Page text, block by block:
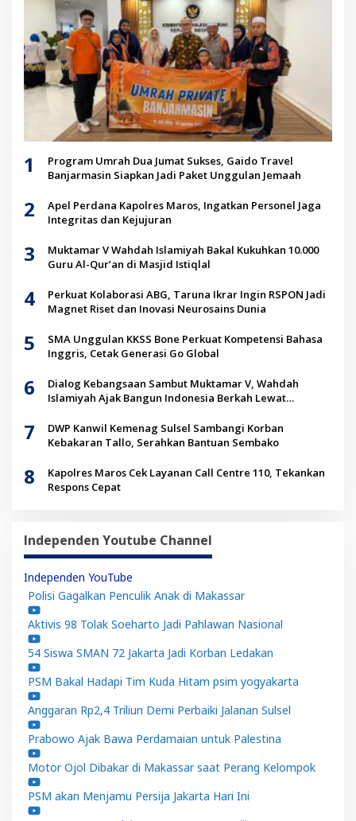
1
Program Umrah Dua Jumat Sukses, Gaido Travel
Banjarmasin Siapkan Jadi Paket Unggulan Jemaah
2
Apel Perdana Kapolres Maros, Ingatkan Personel Jaga
Integritas dan Kejujuran
3
Muktamar V Wahdah Islamiyah Bakal Kukuhkan 10.000
Guru Al-Qur’an di Masjid Istiqlal
4
Perkuat Kolaborasi ABG, Taruna Ikrar Ingin RSPON Jadi
Magnet Riset dan Inovasi Neurosains Dunia
5
SMA Unggulan KKSS Bone Perkuat Kompetensi Bahasa
Inggris, Cetak Generasi Go Global
6
Dialog Kebangsaan Sambut Muktamar V, Wahdah
Islamiyah Ajak Bangun Indonesia Berkah Lewat
7
DWP Kanwil Kemenag Sulsel Sambangi Korban
Kebakaran Tallo, Serahkan Bantuan Sembako
8
Kapolres Maros Cek Layanan Call Centre 110, Tekankan
Respons Cepat
Independen Youtube Channel
Independen YouTube
Polisi Gagalkan Penculik Anak di Makassar
Aktivis 98 Tolak Soeharto Jadi Pahlawan Nasional
54 Siswa SMAN 72 Jakarta Jadi Korban Ledakan
PSM Bakal Hadapi Tim Kuda Hitam psim yogyakarta
Anggaran Rp2,4 Triliun Demi Perbaiki Jalanan Sulsel
Prabowo Ajak Bawa Perdamaian untuk Palestina
Motor Ojol Dibakar di Makassar saat Perang Kelompok
PSM akan Menjamu Persija Jakarta Hari Ini